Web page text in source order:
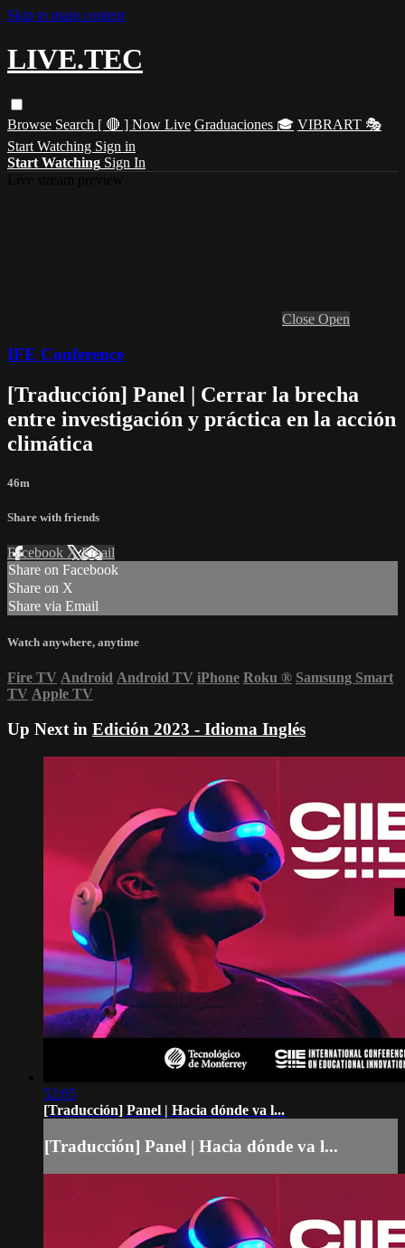
Skip to main content
LIVE.TEC
Browse Search [ 🔴 ] Now Live Graduaciones 🎓 VIBRART 🎭
Start Watching Sign in
Start Watching Sign In
Close Open
IFE Conference
[Traducción] Panel | Cerrar la brecha
entre investigación y práctica en la acción
climática
46m
Share with friends
Facebook XEmail
Share on Facebook
Share on X
Share via Email
Watch anywhere, anytime
Fire TV Android Android TV iPhone Roku ® Samsung Smart
TV Apple TV
Up Next in Edición 2023 - Idioma Inglés
52:05
[Traducción] Panel | Hacia dónde va l...
[Traducción] Panel | Hacia dónde va l...